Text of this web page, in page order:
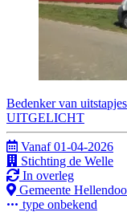
Bedenker van
UITGELICHT
Vanaf 01-04-2026
Stichting de Welle
In overleg
Gemeente
type onbekend